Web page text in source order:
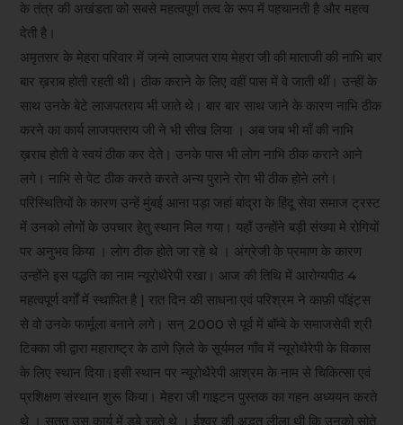
के तंत्र की अखंडता को सबसे महत्वपूर्ण तत्व के रूप में पहचानती है और महत्व
देती है।
अमृतसर के मेहरा परिवार में जन्मे लाजपत राय मेहरा जी की माताजी की नाभि बार
बार ख़राब होती रहती थी। ठीक कराने के लिए वहीं पास में वे जाती थीं। उन्हीं के
साथ उनके बेटे लाजपतराय भी जाते थे। बार बार साथ जाने के कारण नाभि ठीक
करने का कार्य लाजपतराय जी ने भी सीख लिया । अब जब भी माँ की नाभि
ख़राब होती वे स्वयं ठीक कर देते। उनके पास भी लोग नाभि ठीक कराने आने
लगे। नाभि से पेट ठीक करते करते अन्य पुराने रोग भी ठीक होने लगे।
परिस्थितियों के कारण उन्हें मुंबई आना पड़ा जहां बांद्रा के हिंदू सेवा समाज ट्रस्ट
में उनको लोगों के उपचार हेतु स्थान मिल गया। यहाँ उन्होंने बड़ी संख्या मे रोगियों
पर अनुभव किया । लोग ठीक होते जा रहे थे । अंग्रेजी के प्रमाण के कारण
उन्होंने इस पद्धति का नाम न्यूरोथैरेपी रखा। आज की तिथि में आरोग्यपीठ 4
महत्वपूर्ण वर्गों में स्थापित है | रात दिन की साधना एवं परिश्रम ने काफ़ी पॉइंट्स
से वो उनके फार्मूला बनाने लगे। सन् 2000 से पूर्व में बॉम्बे के समाजसेवी श्री
टिक्का जी द्वारा महाराष्ट्र के ठाणे ज़िले के सूर्यमल गाँव में न्यूरोथैरेपी के विकास
के लिए स्थान दिया।इसी स्थान पर न्यूरोथैरेपी आश्रम के नाम से चिकित्सा एवं
प्रशिक्षण संस्थान शुरू किया। मेहरा जी गाइटन पुस्तक का गहन अध्ययन करते
थे । सतत उस कार्य में डूबे रहते थे । ईश्वर की अद्भुत लीला थी कि उनको सोते